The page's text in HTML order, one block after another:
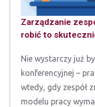
Zarządzanie
robić to
Nie wystarczy już
konferencyjnej –
wtedy, gdy zespół
modelu pracy